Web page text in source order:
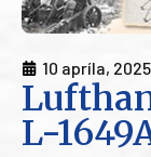
10 apríla, 2025
L-